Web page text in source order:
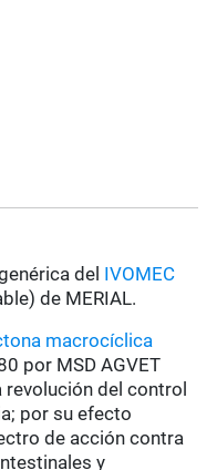
del IVOMEC
de MERIAL.
macrocíclica
por MSD AGVET
revolución del control
por su efecto
de acción contra
y